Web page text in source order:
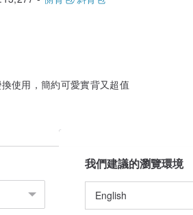
品質做好每一個包包。
使用，簡約可愛實背又超值
我們建議的瀏覽環境